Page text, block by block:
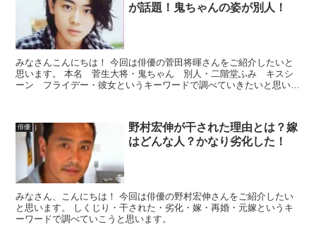
が話題！鬼ちゃんの姿が別人！
みなさんこんにちは！ 今回は俳優の菅田将暉さんをご紹介したいと
思います。 本名 菅生大将・鬼ちゃん 別人・二階堂ふみ キスシ
ーン フライデー・彼女というキーワードで調べていきたいと思いま
俳優
野村宏伸が干された理由とは？嫁
はどんな人？かなり劣化した！
みなさん、こんにちは！ 今回は俳優の野村宏伸さんをご紹介したい
と思います。 しくじり・干された・劣化・嫁・再婚・元嫁というキ
ーワードで調べていこうと思います。